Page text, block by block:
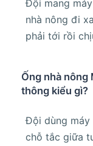
Đội mang
nhà nông đi
phải tới rồi
Ống nhà nông
thông kiểu gì?
Đội dùng
chỗ tắc giữa